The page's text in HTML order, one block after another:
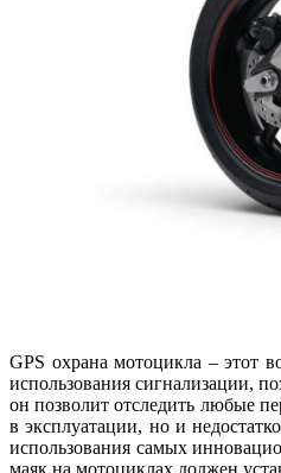
GPS охрана мотоцикла – этот
использования сигнализации,
он позволит отследить любые
в эксплуатации, но и
использования самых
маяк на мотоциклах должен